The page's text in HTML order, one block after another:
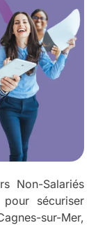
Non-Salariés
sécuriser
sur-Mer,